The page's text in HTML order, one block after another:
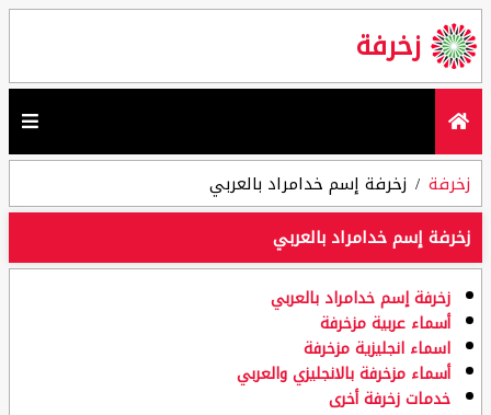
زخرفة
زخرفة
زخرفة إسم خدامراد بالعربي
زخرفة إسم خدامراد بالعربي
زخرفة إسم خدامراد بالعربي
أسماء عربية مزخرفة
اسماء انجليزية مزخرفة
أسماء مزخرفة بالانجليزي والعربي
خدمات زخرفة أخرى